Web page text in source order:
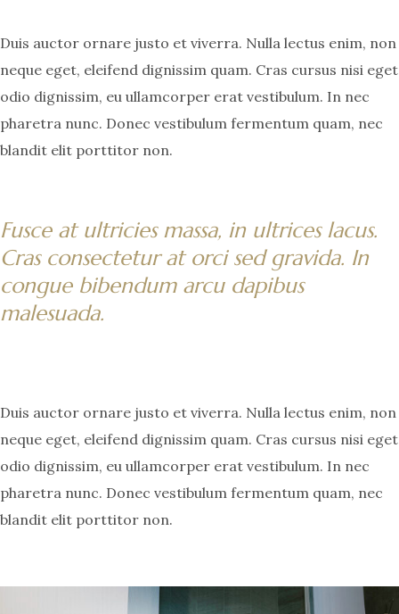
Duis auctor ornare justo et viverra. Nulla lectus enim, non
neque eget, eleifend dignissim quam. Cras cursus nisi eget
odio dignissim, eu ullamcorper erat vestibulum. In nec
pharetra nunc. Donec vestibulum fermentum quam, nec
blandit elit porttitor non.
Fusce at ultricies massa, in ultrices lacus.
Cras consectetur at orci sed gravida. In
congue bibendum arcu dapibus
malesuada.
Duis auctor ornare justo et viverra. Nulla lectus enim, non
neque eget, eleifend dignissim quam. Cras cursus nisi eget
odio dignissim, eu ullamcorper erat vestibulum. In nec
pharetra nunc. Donec vestibulum fermentum quam, nec
blandit elit porttitor non.